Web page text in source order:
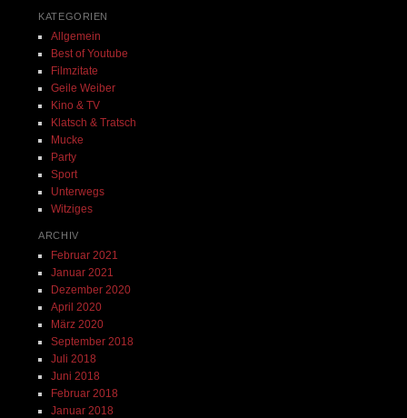
KATEGORIEN
Allgemein
Best of Youtube
Filmzitate
Geile Weiber
Kino & TV
Klatsch & Tratsch
Mucke
Party
Sport
Unterwegs
Witziges
ARCHIV
Februar 2021
Januar 2021
Dezember 2020
April 2020
März 2020
September 2018
Juli 2018
Juni 2018
Februar 2018
Januar 2018